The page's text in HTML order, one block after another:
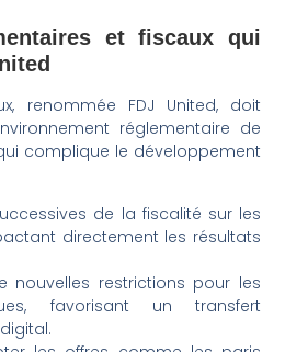
et fiscaux qui
renommée FDJ United, doit
réglementaire de
complique le développement
de la fiscalité sur les
directement les résultats
nouvelles restrictions pour les
favorisant un transfert